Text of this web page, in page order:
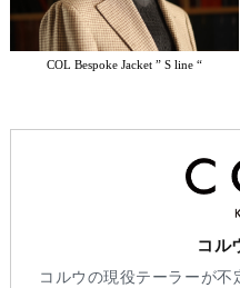
COL Bespoke Jacket ” S line “
コル
コルウの現役テーラーが